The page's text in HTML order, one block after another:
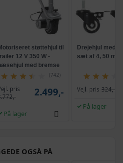
støttehjul til
12 V 350 W -
med bremse
(742)
pris
2.499,-
På lager
Drejehjul med
sæt af 4, 50
Vejl. pris 324,-
På lager
OGSÅ PÅ